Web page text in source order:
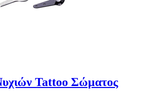
Tattoo Σώματος